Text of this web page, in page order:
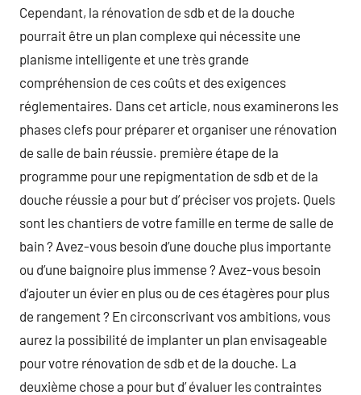
Cependant, la rénovation de sdb et de la douche
pourrait être un plan complexe qui nécessite une
planisme intelligente et une très grande
compréhension de ces coûts et des exigences
réglementaires. Dans cet article, nous examinerons les
phases clefs pour préparer et organiser une rénovation
de salle de bain réussie. première étape de la
programme pour une repigmentation de sdb et de la
douche réussie a pour but d’ préciser vos projets. Quels
sont les chantiers de votre famille en terme de salle de
bain ? Avez-vous besoin d’une douche plus importante
ou d’une baignoire plus immense ? Avez-vous besoin
d’ajouter un évier en plus ou de ces étagères pour plus
de rangement ? En circonscrivant vos ambitions, vous
aurez la possibilité de implanter un plan envisageable
pour votre rénovation de sdb et de la douche. La
deuxième chose a pour but d’ évaluer les contraintes